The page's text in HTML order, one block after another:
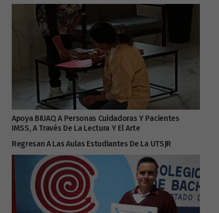
Apoya BIUAQ A Personas Cuidadoras Y Pacientes
IMSS, A Través De La Lectura Y El Arte
Regresan A Las Aulas Estudiantes De La UTSJR